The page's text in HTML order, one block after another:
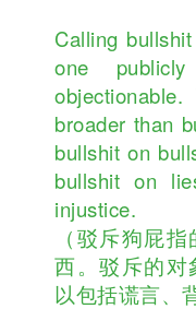
Calling
one publicly
broader than
bullshit on
bullshit on
injustice.
（驳斥狗屁
西。驳斥的对
以包括谎言、